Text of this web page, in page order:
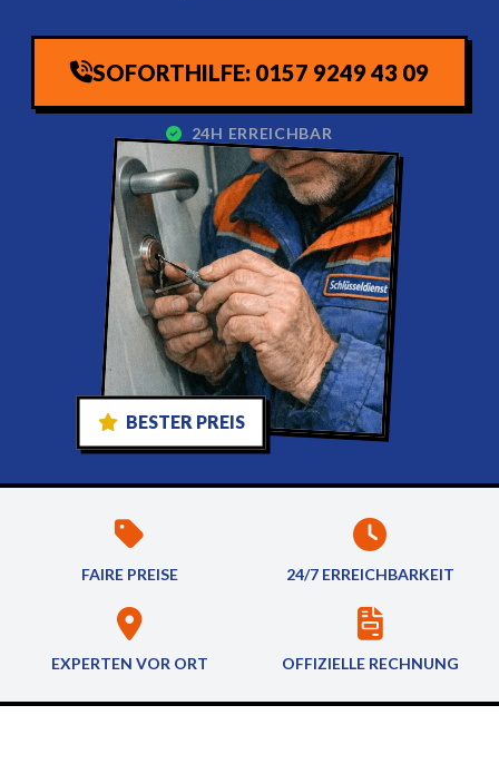
SOFORTHILFE: 0157 9249 43 09
24H ERREICHBAR
BESTER PREIS
FAIRE PREISE 24/7 ERREICHBARKEIT
EXPERTEN VOR ORT OFFIZIELLE RECHNUNG